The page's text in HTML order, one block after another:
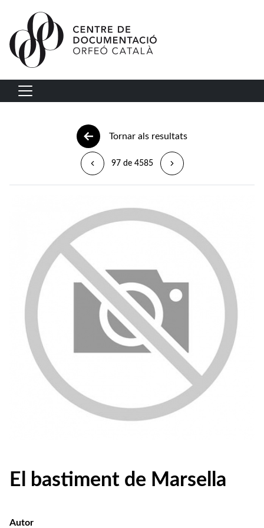
Vés al contingut
Navegació principal
Tornar als resultats
97 de 4585
El bastiment de Marsella
Autor